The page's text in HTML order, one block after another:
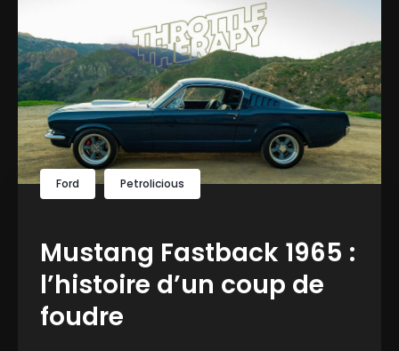
Ford Petrolicious
Mustang Fastback 1965 :
l’histoire d’un coup de
foudre